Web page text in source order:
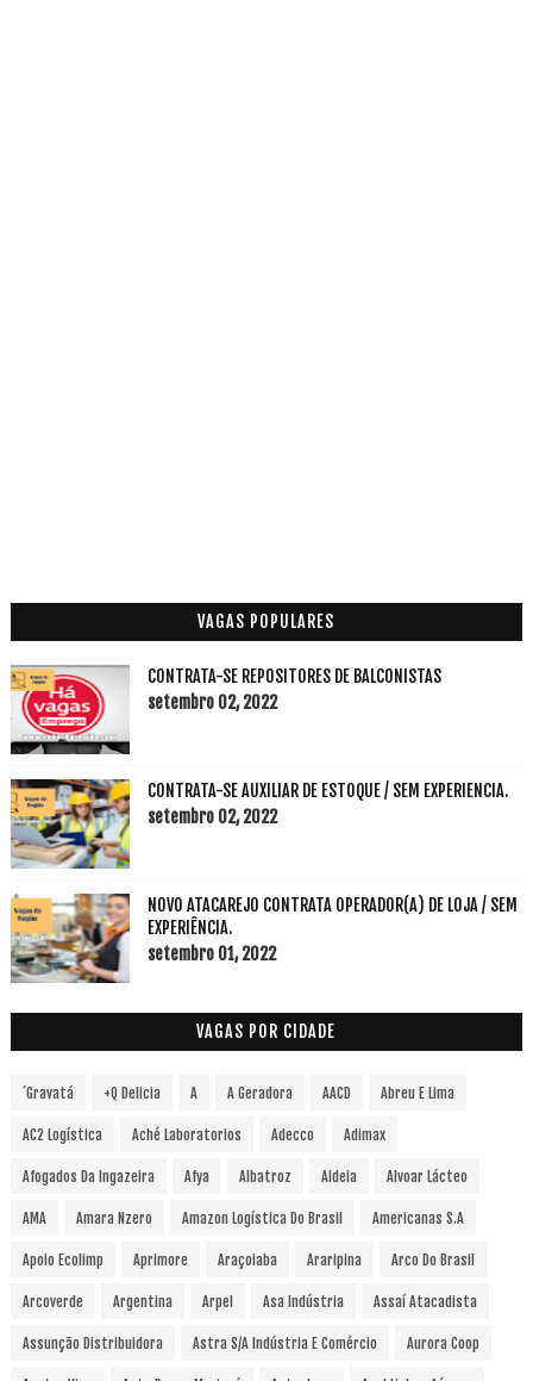
VAGAS POPULARES
CONTRATA-SE REPOSITORES DE BALCONISTAS
setembro 02, 2022
CONTRATA-SE AUXILIAR DE ESTOQUE / SEM EXPERIENCIA.
setembro 02, 2022
NOVO ATACAREJO CONTRATA OPERADOR(A) DE LOJA / SEM
EXPERIÊNCIA.
setembro 01, 2022
VAGAS POR CIDADE
´Gravatá +Q Delicia A A Geradora AACD Abreu E Lima
AC2 Logística Aché Laboratorios Adecco Adimax
Afogados Da Ingazeira Afya Albatroz Aldeia Alvoar Lácteo
AMA Amara Nzero Amazon Logística Do Brasil Americanas S.A
Apoio Ecolimp Aprimore Araçoiaba Araripina Arco Do Brasil
Arcoverde Argentina Arpel Asa Indústria Assaí Atacadista
Assunção Distribuidora Astra S/A Indústria E Comércio Aurora Coop